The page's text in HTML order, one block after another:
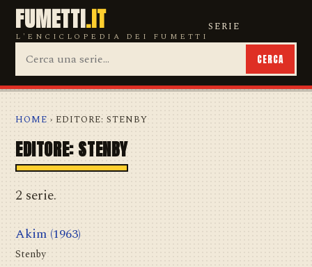
FUMETTI.IT
L'ENCICLOPEDIA DEI FUMETTI
SERIE
CERCA
HOME › EDITORE: STENBY
EDITORE: STENBY
2 serie.
Akim (1963)
Stenby